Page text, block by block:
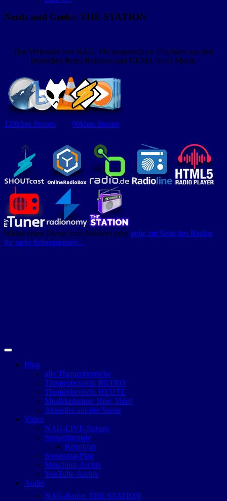
Nerds and Geeks: THE STATION
Das Webradio von NAG. Mit ausgesuchten Playlisten aus den
Bereichen Retro-Remixes und GEMA-freier Musik.
128kbps Stream 96kbps Stream
Wähle einen Dienst zum Anhören oder gehe zur Seite des Radios
für mehr Informationen...
Blog
alle Themenbereiche
Themenbereich: RETRO
Themenbereich: HEUTE
Musikkolumne: Hört, Hört!
Aktuelles aus der Szene
Video
NAG-LIVE-Stream
Streamformate
Retroblah
Streaming-Plan
Mitschnitt-Archiv
YouTube-Archiv
Audio
NAG-Radio: THE STATION